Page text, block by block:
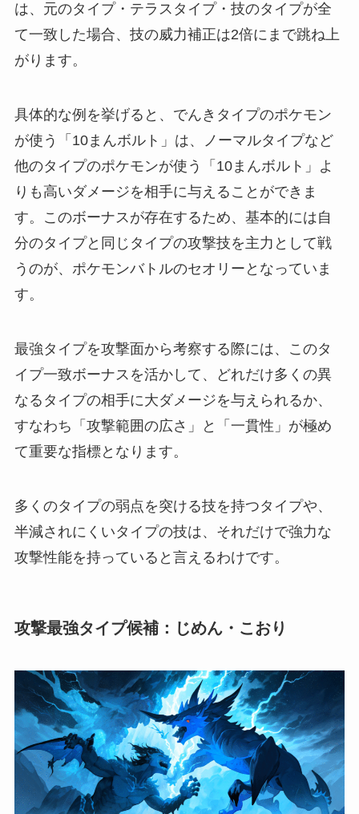
は、元のタイプ・テラスタイプ・技のタイプが全
て一致した場合、技の威力補正は2倍にまで跳ね上
がります。
具体的な例を挙げると、でんきタイプのポケモン
が使う「10まんボルト」は、ノーマルタイプなど
他のタイプのポケモンが使う「10まんボルト」よ
りも高いダメージを相手に与えることができま
す。このボーナスが存在するため、基本的には自
分のタイプと同じタイプの攻撃技を主力として戦
うのが、ポケモンバトルのセオリーとなっていま
す。
最強タイプを攻撃面から考察する際には、このタ
イプ一致ボーナスを活かして、どれだけ多くの異
なるタイプの相手に大ダメージを与えられるか、
すなわち「攻撃範囲の広さ」と「一貫性」が極め
て重要な指標となります。
多くのタイプの弱点を突ける技を持つタイプや、
半減されにくいタイプの技は、それだけで強力な
攻撃性能を持っていると言えるわけです。
攻撃最強タイプ候補：じめん・こおり